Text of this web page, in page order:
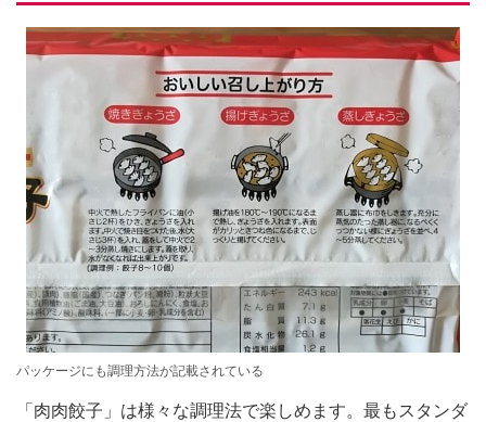
パッケージにも調理方法が記載されている
「肉肉餃子」は様々な調理法で楽しめます。最もスタンダ